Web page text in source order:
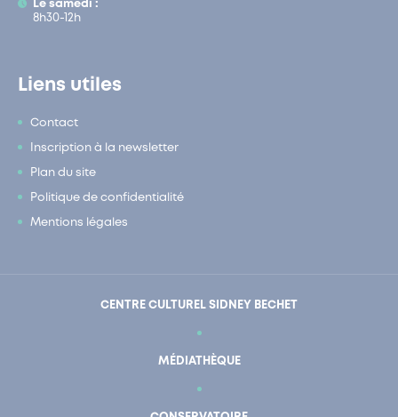
Le samedi :
8h30-12h
Liens utiles
Contact
Inscription à la newsletter
Plan du site
Politique de confidentialité
Mentions légales
CENTRE CULTUREL SIDNEY BECHET
MÉDIATHÈQUE